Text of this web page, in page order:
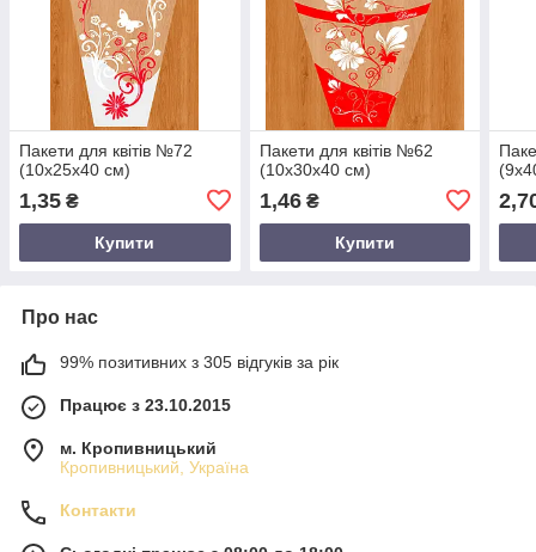
Пакети для квітів №72
(10х25х40 см)
1,35 ₴
Купити
Пакети для квітів №62
(10х30х40 см)
1,46₴
Купити
Про нас
99% позитивних з 305 відгуків за рік
Працює з 23.10.2015
м. Кропивницький
Кропивницький, Україна
Контакти